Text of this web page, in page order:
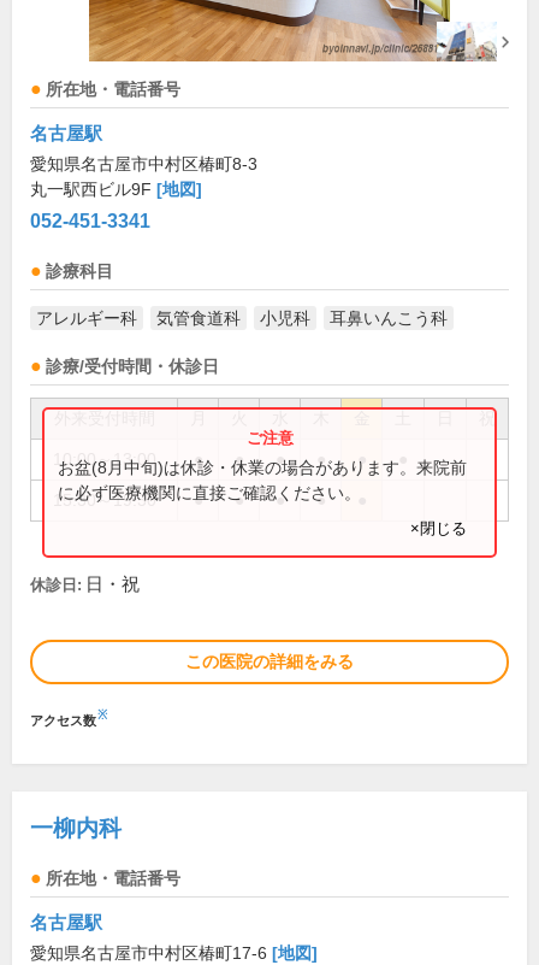
所在地・電話番号
名古屋駅
愛知県名古屋市中村区椿町8-3
丸一駅西ビル9F [地図]
052-451-3341
診療科目
アレルギー科 気管食道科 小児科 耳鼻いんこう科
診療/受付時間・休診日
祝
10:00～13:00 ● ● ● ● ●
15:30～19:30 ● ● ● ●
お盆(8月中旬)は休診・休業の場合があります。来院前
に必ず医療機関に直接ご確認ください。
×閉じる
休診日: 日・祝
この医院の詳細をみる
アクセス数※
一柳内科
所在地・電話番号
名古屋駅
愛知県名古屋市中村区椿町17-6 [地図]